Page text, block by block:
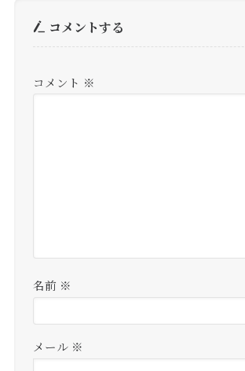
コメントする
コメント ※
名前 ※
メール ※